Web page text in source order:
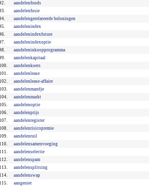
aandelenfonds
aandelenfusie
aandelengerelateerde beloningen
aandelenindex
aandelenindexfuture
aandelenindexoptie
aandeleninkoopprogramma
aandelenkapitaal
100.
aandelenkoers
101.
aandelenlease
102.
aandelenlease-affaire
103.
aandelenmandje
104.
aandelenmarkt
105.
aandelenoptie
106.
aandelenprijs
107.
aandelenregister
108.
aandelenrisicopremie
109.
aandelenruil
110.
aandelensamenvoeging
111.
aandelenselectie
112.
aandelenspam
113.
aandelensplitsing
114.
aandelenswap
115.
aangeniet